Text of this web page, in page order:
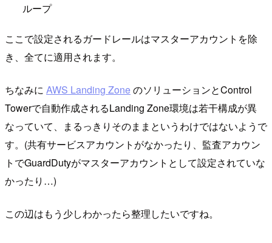
ループ
ここで設定されるガードレールはマスターアカウントを除
き、全てに適用されます。
ちなみに AWS Landing ZoneのソリューションとControl
Towerで自動作成されるLanding Zone環境は若干構成が異
なっていて、まるっきりそのままというわけではないようで
す。(共有サービスアカウントがなかったり、監査アカウン
トでGuardDutyがマスターアカウントとして設定されていな
かったり…)
この辺はもう少しわかったら整理したいですね。